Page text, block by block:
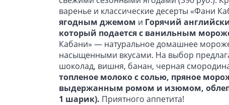
варенье и классические десерты «Фани
ягодным джемом и Горячий
который подается с ванильным
Кабани» — натуральное домашнее
насыщенными вкусами. На выбор
шоколад, вишня, банан, черная
топленое молоко с солью, пряное
выдержанным ромом и изюмом,
1 шарик). Приятного аппетита!